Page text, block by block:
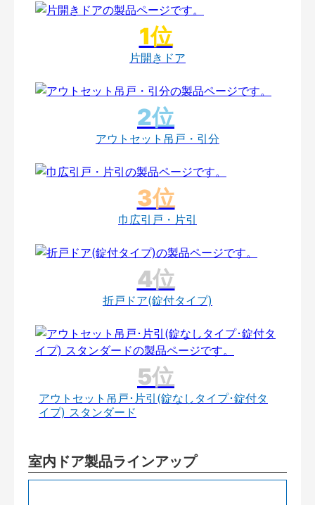
片開きドア
アウトセット吊戸・引分
巾広引戸・片引
折戸ドア(錠付タイプ)
アウトセット吊戸･片引(錠なしタイプ･錠付タ
イプ) スタンダード
室内ドア製品ラインアップ